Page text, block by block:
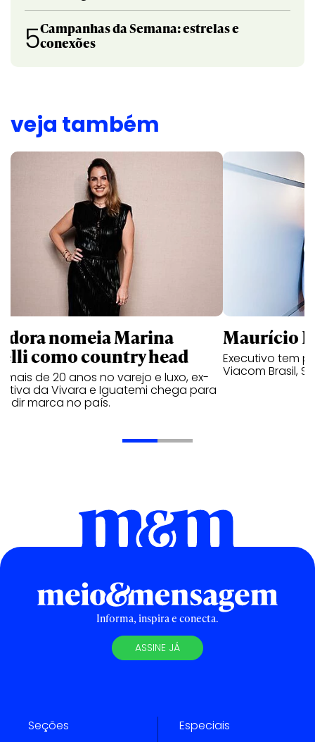
5Campanhas da Semana: estrelas e
conexões
veja também
nomeia Marina
como country head
mais de 20 anos no varejo e luxo, ex-
da Vivara e Iguatemi chega para
marca no país.
Maurício
Executivo tem
Viacom Brasil,
Informa, inspira e conecta.
ASSINE JÁ
Seções Especiais